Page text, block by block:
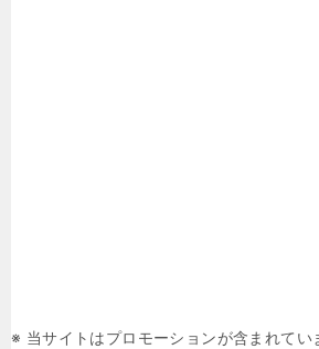
※ 当サイトはプロモーションが含まれてい